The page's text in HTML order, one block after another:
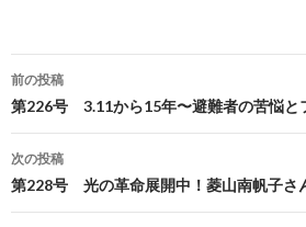
投
稿
ナ
前の投稿
第226号 3.11から15年〜避難者の苦悩と
次の投稿
第228号 光の革命展開中！菱山南帆子さ